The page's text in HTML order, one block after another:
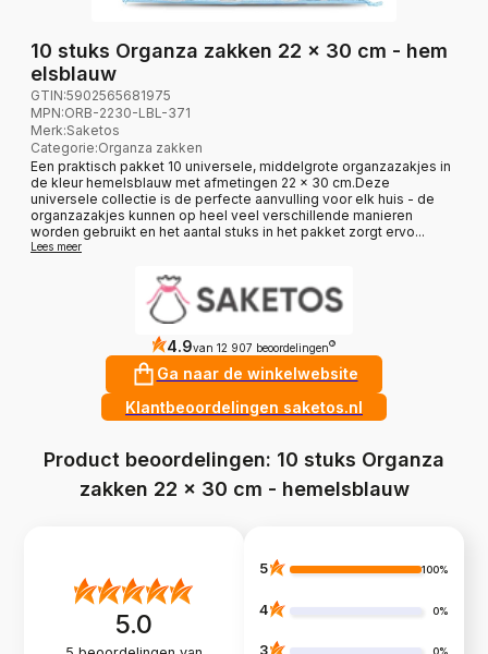
10 stuks Organza zakken 22 x 30 cm - hem
elsblauw
GTIN:5902565681975
MPN:ORB-2230-LBL-371
Merk:Saketos
Categorie:Organza zakken
Een praktisch pakket 10 universele, middelgrote organzazakjes in
de kleur hemelsblauw met afmetingen 22 x 30 cm.Deze
universele collectie is de perfecte aanvulling voor elk huis - de
organzazakjes kunnen op heel veel verschillende manieren
worden gebruikt en het aantal stuks in het pakket zorgt ervo...
Lees meer
4.9van 12 907 beoordelingen ?
Ga naar de winkelwebsite
Klantbeoordelingen saketos.nl
Product beoordelingen: 10 stuks Organza
zakken 22 x 30 cm - hemelsblauw
5.0
5 100%
4 0%
3